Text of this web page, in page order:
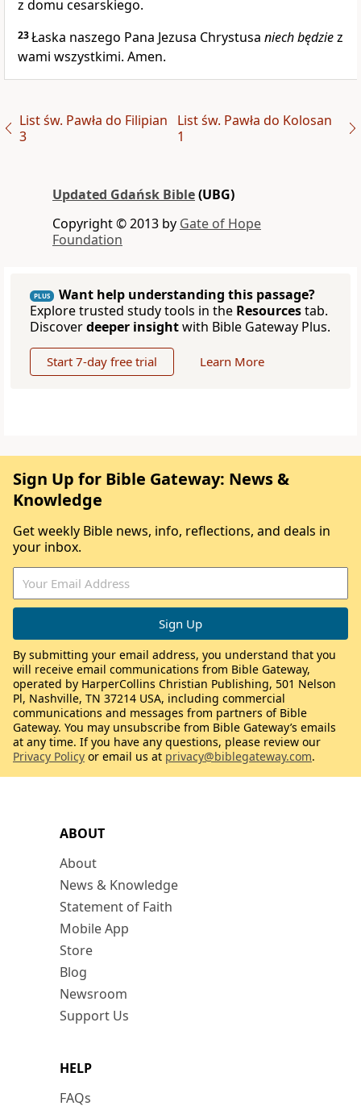
z domu cesarskiego.
23Łaska naszego Pana Jezusa Chrystusa niech będziez
wami wszystkimi. Amen.
List św. Pawła do Filipian
3
List św. Pawła do Kolosan
1
Updated Gdańsk Bible(UBG)
Copyright © 2013 by Gate of Hope
Foundation
PLUS
Want help understanding this passage?
Explore trusted study tools in the Resourcestab.
Discoverdeeper insightwith Bible Gateway Plus.
Start 7-day free trial Learn More
ABOUT
About
News & Knowledge
Statement of Faith
Mobile App
Store
Blog
Newsroom
Support Us
HELP
FAQs
Sign Up for Bible Gateway: News &
Knowledge
Get weekly Bible news, info, reflections, and deals in
your inbox.
By submitting your email address, you understand that you
will receive email communications from Bible Gateway,
operated by HarperCollins Christian Publishing, 501 Nelson
Pl, Nashville, TN 37214 USA, including commercial
communications and messages from partners of Bible
Gateway. You may unsubscribe from Bible Gateway’s emails
at any time. If you have any questions, please review our
Privacy Policy or email us at privacy@biblegateway.com.